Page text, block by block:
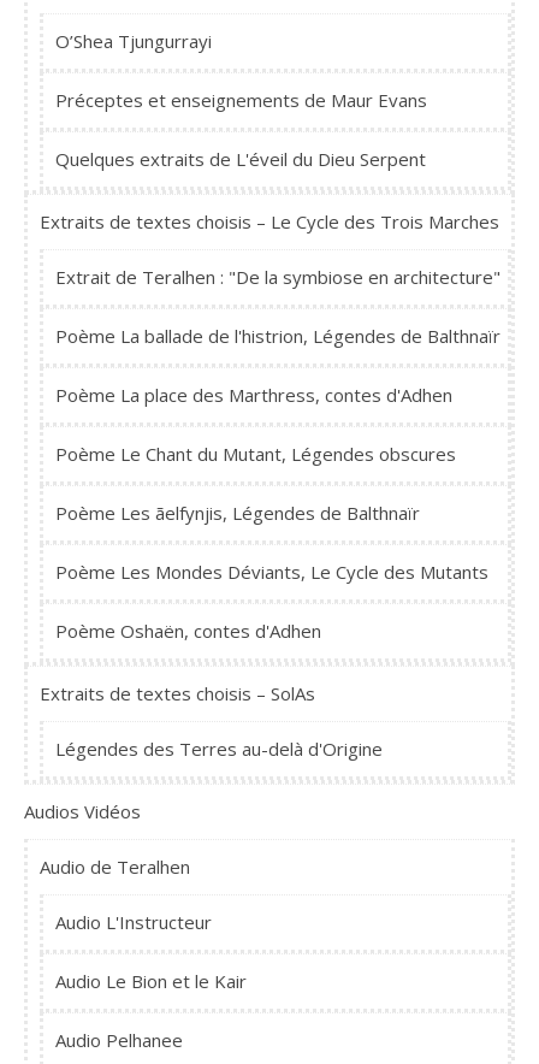
O’Shea Tjungurrayi
Préceptes et enseignements de Maur Evans
Quelques extraits de L'éveil du Dieu Serpent
Extraits de textes choisis – Le Cycle des Trois Marches
Extrait de Teralhen : "De la symbiose en architecture"
Poème La ballade de l'histrion, Légendes de Balthnaïr
Poème La place des Marthress, contes d'Adhen
Poème Le Chant du Mutant, Légendes obscures
Poème Les ãelfynjis, Légendes de Balthnaïr
Poème Les Mondes Déviants, Le Cycle des Mutants
Poème Oshaën, contes d'Adhen
Extraits de textes choisis – SolAs
Légendes des Terres au-delà d'Origine
Audios Vidéos
Audio de Teralhen
Audio L'Instructeur
Audio Le Bion et le Kair
Audio Pelhanee